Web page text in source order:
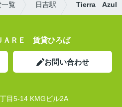
一覧 日吉駅 Tierra Azul
ＡＲＥ 賃貸ひろば
お問い合わせ
目5-14 KMGビル2A